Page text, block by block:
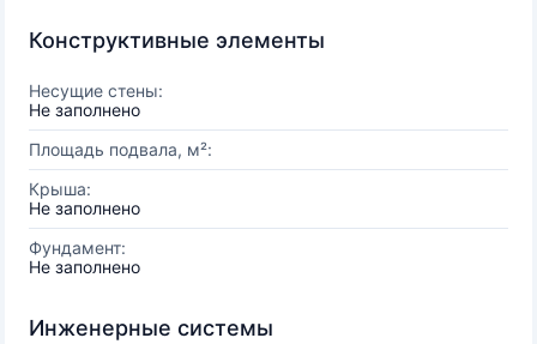
Конструктивные элементы
Несущие стены:
Не заполнено
Площадь подвала, м²:
Крыша:
Не заполнено
Фундамент:
Не заполнено
Инженерные системы